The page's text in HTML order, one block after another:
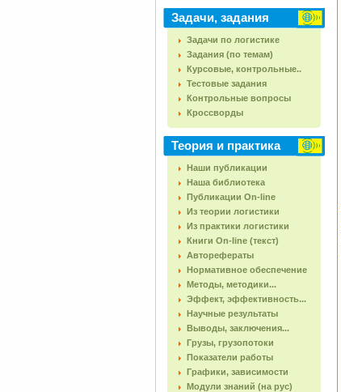
Задачи, задания
Задачи по логистике
Задания (по темам)
Курсовые, контрольные..
Тестовые задания
Контрольные вопросы
Кроссворды
Теория и практика
Наши публикации
Наша библиотека
Публикации On-line
Из теории логистики
Из практики логистики
Книги On-line (текст)
Авторефераты
Нормативное обеспечение
Методы, методики...
Эффект, эффективность...
Научные результаты
Выводы, заключения...
Грузы, грузопотоки
Показатели работы
Графики, зависимости
Модули знаний (на рус)